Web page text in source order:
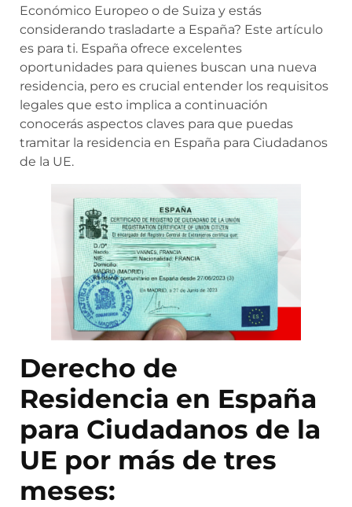
Económico Europeo o de Suiza y estás
considerando trasladarte a España? Este artículo
es para ti. España ofrece excelentes
oportunidades para quienes buscan una nueva
residencia, pero es crucial entender los requisitos
legales que esto implica a continuación
conocerás aspectos claves para que puedas
tramitar la residencia en España para Ciudadanos
de la UE.
Derecho de
Residencia en España
para Ciudadanos de la
UE por más de tres
meses: